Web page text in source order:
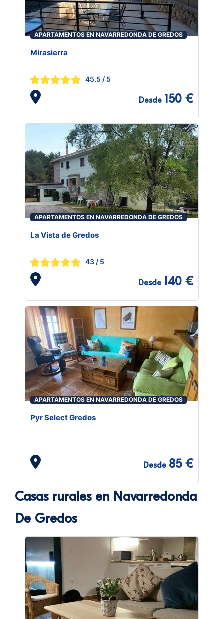
APARTAMENTOS EN NAVARREDONDA DE GREDOS
Mirasierra
45.5 / 5
Desde 150 €
APARTAMENTOS EN NAVARREDONDA DE GREDOS
La Vista de Gredos
43 / 5
Desde 140 €
APARTAMENTOS EN NAVARREDONDA DE GREDOS
Pyr Select Gredos
Desde 85 €
Casas rurales en Navarredonda
De Gredos